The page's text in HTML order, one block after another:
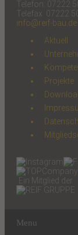
Telefon: 07222
Telefax: 07222
info@reif-bau.de
Aktuell
Projekte
Ein Mitglied der
Menu